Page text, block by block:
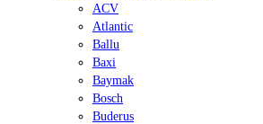
ACV
Atlantic
Ballu
Baxi
Baymak
Bosch
Buderus